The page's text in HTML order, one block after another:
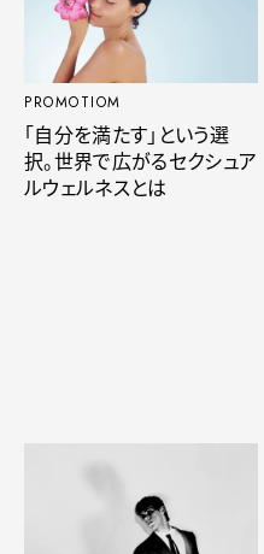
PROMOTIOM
「自分を満たす」という選
択。世界で広がるセクシュア
ルウェルネスとは